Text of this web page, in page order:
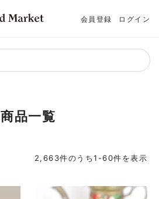
会員登録 ログイン
商品一覧
2,663件のうち1 -60件を表示